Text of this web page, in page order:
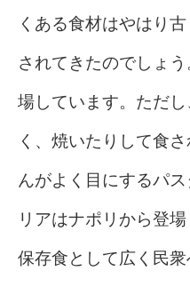
くある食材はやはり
されてきたのでしょ
場しています。ただ
く、焼いたりして食
んがよく目にするパ
リアはナポリから登
保存食として広く民